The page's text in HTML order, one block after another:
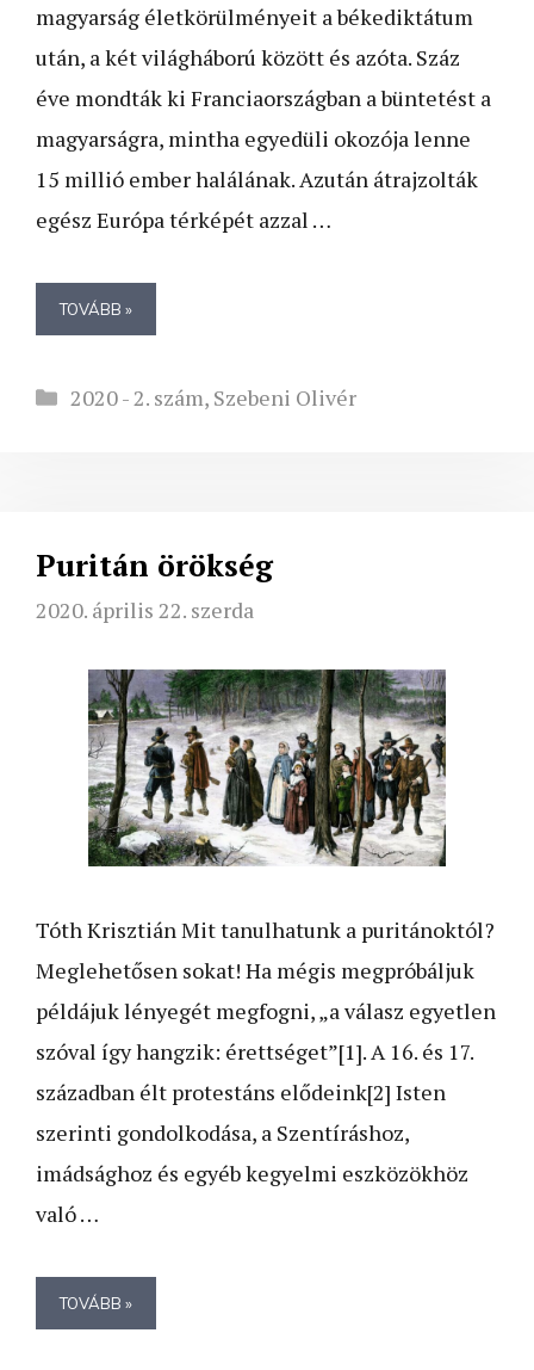
magyarság életkörülményeit a békediktátum
után, a két világháború között és azóta. Száz
éve mondták ki Franciaországban a büntetést a
magyarságra, mintha egyedüli okozója lenne
15 millió ember halálának. Azután átrajzolták
egész Európa térképét azzal …
TOVÁBB »
Kategória
2020 - 2. szám, Szebeni Olivér
Puritán örökség
2020. április 22. szerda
Tóth Krisztián Mit tanulhatunk a puritánoktól?
Meglehetősen sokat! Ha mégis megpróbáljuk
példájuk lényegét megfogni, „a válasz egyetlen
szóval így hangzik: érettséget”[1]. A 16. és 17.
században élt protestáns elődeink[2] Isten
szerinti gondolkodása, a Szentíráshoz,
imádsághoz és egyéb kegyelmi eszközökhöz
való …
TOVÁBB »